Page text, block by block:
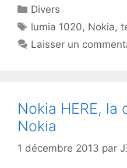
Catégories
Divers
Étiquettes
lumia 1020, Nokia,
Laisser un
Nokia HERE,
Nokia
1 décembre 2013 par